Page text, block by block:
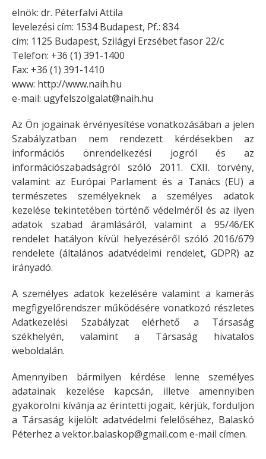
elnök: dr. Péterfalvi Attila
levelezési cím: 1534 Budapest, Pf.: 834
cím: 1125 Budapest, Szilágyi Erzsébet fasor 22/c
Telefon: +36 (1) 391-1400
Fax: +36 (1) 391-1410
www: http://www.naih.hu
e-mail: ugyfelszolgalat@naih.hu
Az Ön jogainak érvényesítése vonatkozásában a jelen
Szabályzatban nem rendezett kérdésekben az
információs önrendelkezési jogról és az
információszabadságról szóló 2011. CXII. törvény,
valamint az Európai Parlament és a Tanács (EU) a
természetes személyeknek a személyes adatok
kezelése tekintetében történő védelméről és az ilyen
adatok szabad áramlásáról, valamint a 95/46/EK
rendelet hatályon kívül helyezéséről szóló 2016/679
rendelete (általános adatvédelmi rendelet, GDPR) az
irányadó.
A személyes adatok kezelésére valamint a kamerás
megfigyelőrendszer működésére vonatkozó részletes
Adatkezelési Szabályzat elérhető a Társaság
székhelyén, valamint a Társaság hivatalos
weboldalán.
Amennyiben bármilyen kérdése lenne személyes
adatainak kezelése kapcsán, illetve amennyiben
gyakorolni kívánja az érintetti jogait, kérjük, forduljon
a Társaság kijelölt adatvédelmi felelőséhez, Balaskó
Péterhez a vektor.balaskop@gmail.com e-mail címen.